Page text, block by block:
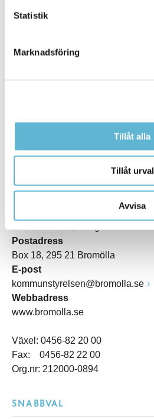
Statistik
Marknadsföring
Tillåt alla
Tillåt urval
Avvisa
Skriv ut
Postadress
Box 18, 295 21 Bromölla
E-post
kommunstyrelsen@bromolla.se
Webbadress
www.bromolla.se
Växel: 0456-82 20 00
Fax: 0456-82 22 00
Org.nr: 212000-0894
SNABBVAL